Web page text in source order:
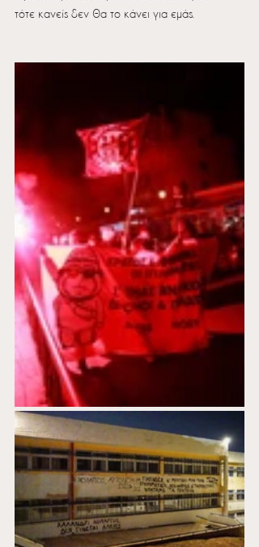
τότε κανείς δεν θα το κάνει για εμάς.